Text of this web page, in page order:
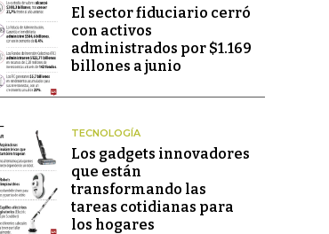
El sector fiduciario cerró
con activos
administrados por $1.169
billones a junio
TECNOLOGÍA
Los gadgets innovadores
que están
transformando las
tareas cotidianas para
los hogares